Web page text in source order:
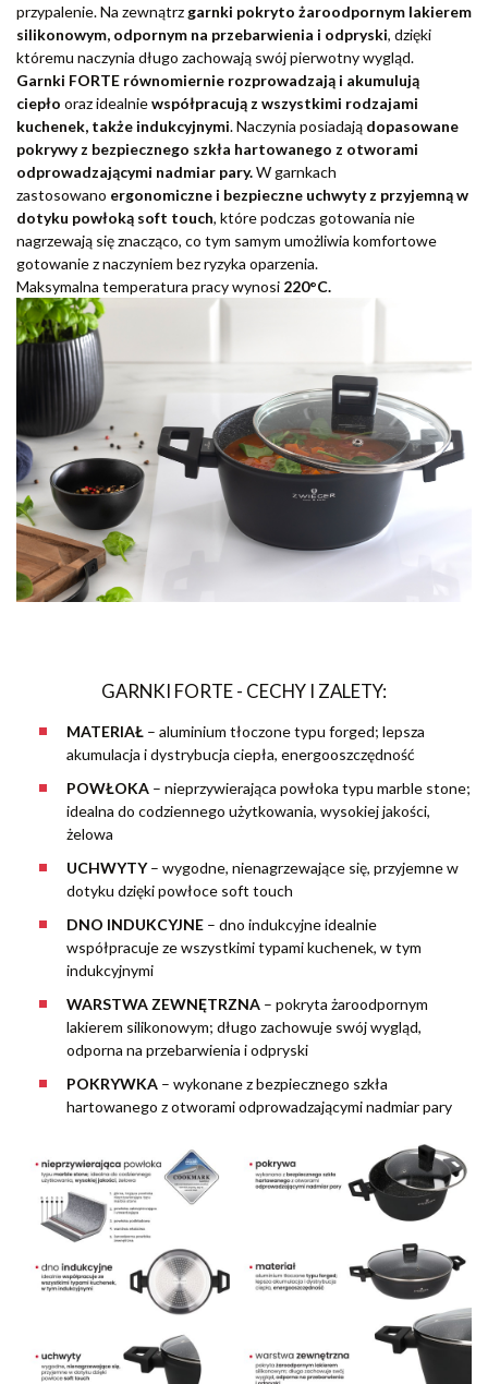
przypalenie. Na zewnątrz garnki pokryto żaroodpornym lakierem
silikonowym, odpornym na przebarwienia i odpryski, dzięki
któremu naczynia długo zachowają swój pierwotny wygląd.
Garnki FORTE równomiernie rozprowadzają i akumulują
ciepło oraz idealniewspółpracują z wszystkimi rodzajami
kuchenek, także indukcyjnymi. Naczynia posiadają dopasowane
pokrywy z bezpiecznego szkła hartowanego z otworami
odprowadzającymi nadmiar pary.W garnkach
zastosowano ergonomiczne i bezpieczne uchwyty z przyjemną w
dotyku powłoką soft touch, które podczas gotowania nie
nagrzewają się znacząco, co tym samym umożliwia komfortowe
gotowanie z naczyniem bez ryzyka oparzenia.
Maksymalna temperatura pracy wynosi 220°C.
GARNKI FORTE - CECHY I ZALETY:
MATERIAŁ – aluminium tłoczone typu forged; lepsza
akumulacja i dystrybucja ciepła, energooszczędność
POWŁOKA – nieprzywierająca powłoka typu marble stone;
idealna do codziennego użytkowania, wysokiej jakości,
żelowa
UCHWYTY– wygodne, nienagrzewające się, przyjemne w
dotyku dzięki powłoce soft touch
DNO INDUKCYJNE – dno indukcyjne idealnie
współpracuje ze wszystkimi typami kuchenek, w tym
indukcyjnymi
WARSTWA ZEWNĘTRZNA – pokryta żaroodpornym
lakierem silikonowym; długo zachowuje swój wygląd,
odporna na przebarwienia i odpryski
POKRYWKA – wykonane z bezpiecznego szkła
hartowanego z otworami odprowadzającymi nadmiar pary